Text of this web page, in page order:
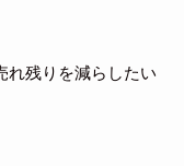
れ残りを減らしたい